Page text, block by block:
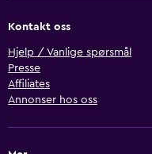
Kontakt oss
Hjelp / Vanlige spørsmål
Presse
Affiliates
Annonser hos oss